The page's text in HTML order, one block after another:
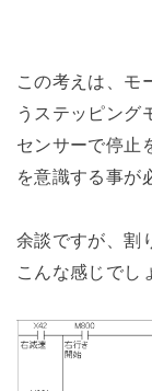
この考えは、モ
うステッピング
センサーで停止
を意識する事が
余談ですが、割
こんな感じでし